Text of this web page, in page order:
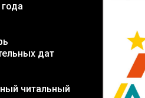
дат
читальный